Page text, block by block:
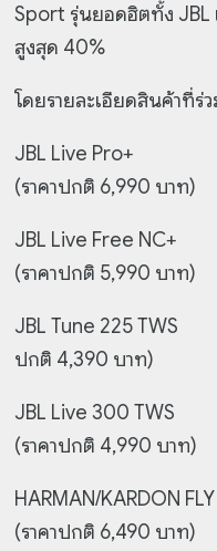
Sport รุ่นยอดฮิตทั้ง JBL
สูงสุด 40%
โดยรายละเอียดสินค้าที่ร่
JBL Live Pro+
(ราคาปกติ 6,990 บาท)
JBL Live Free NC+
(ราคาปกติ 5,990 บาท)
JBL Tune 225 TWS
ปกติ 4,390 บาท)
JBL Live 300 TWS
(ราคาปกติ 4,990 บาท)
HARMAN/KARDON
(ราคาปกติ 6,490 บาท)